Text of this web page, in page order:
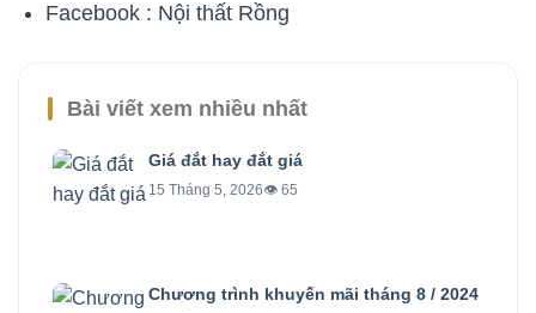
Facebook : Nội thất Rồng
Bài viết xem nhiều nhất
Giá đắt hay đắt giá
15 Tháng 5, 2026👁 65
Chương trình khuyến mãi tháng 8 / 2024